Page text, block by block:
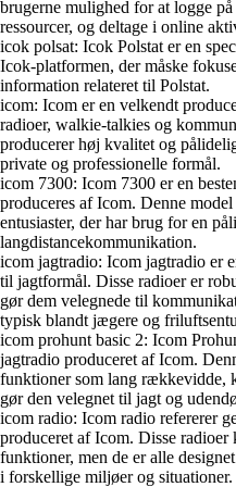
brugerne mulighed for at logge
ressourcer, og deltage i online
icok polsat: Icok Polstat er en
Icok-platformen, der måske
information relateret til Polstat.
icom: Icom er en velkendt
radioer, walkie-talkies og
producerer høj kvalitet og
private og professionelle formål.
icom 7300: Icom 7300 er en
produceres af Icom. Denne
entusiaster, der har brug for en
langdistancekommunikation.
icom jagtradio: Icom jagtradio er
til jagtformål. Disse radioer er
gør dem velegnede til
typisk blandt jægere og
icom prohunt basic 2: Icom
jagtradio produceret af Icom.
funktioner som lang rækkevidde,
gør den velegnet til jagt og
icom radio: Icom radio refererer
produceret af Icom. Disse
funktioner, men de er alle
i forskellige miljøer og situationer.